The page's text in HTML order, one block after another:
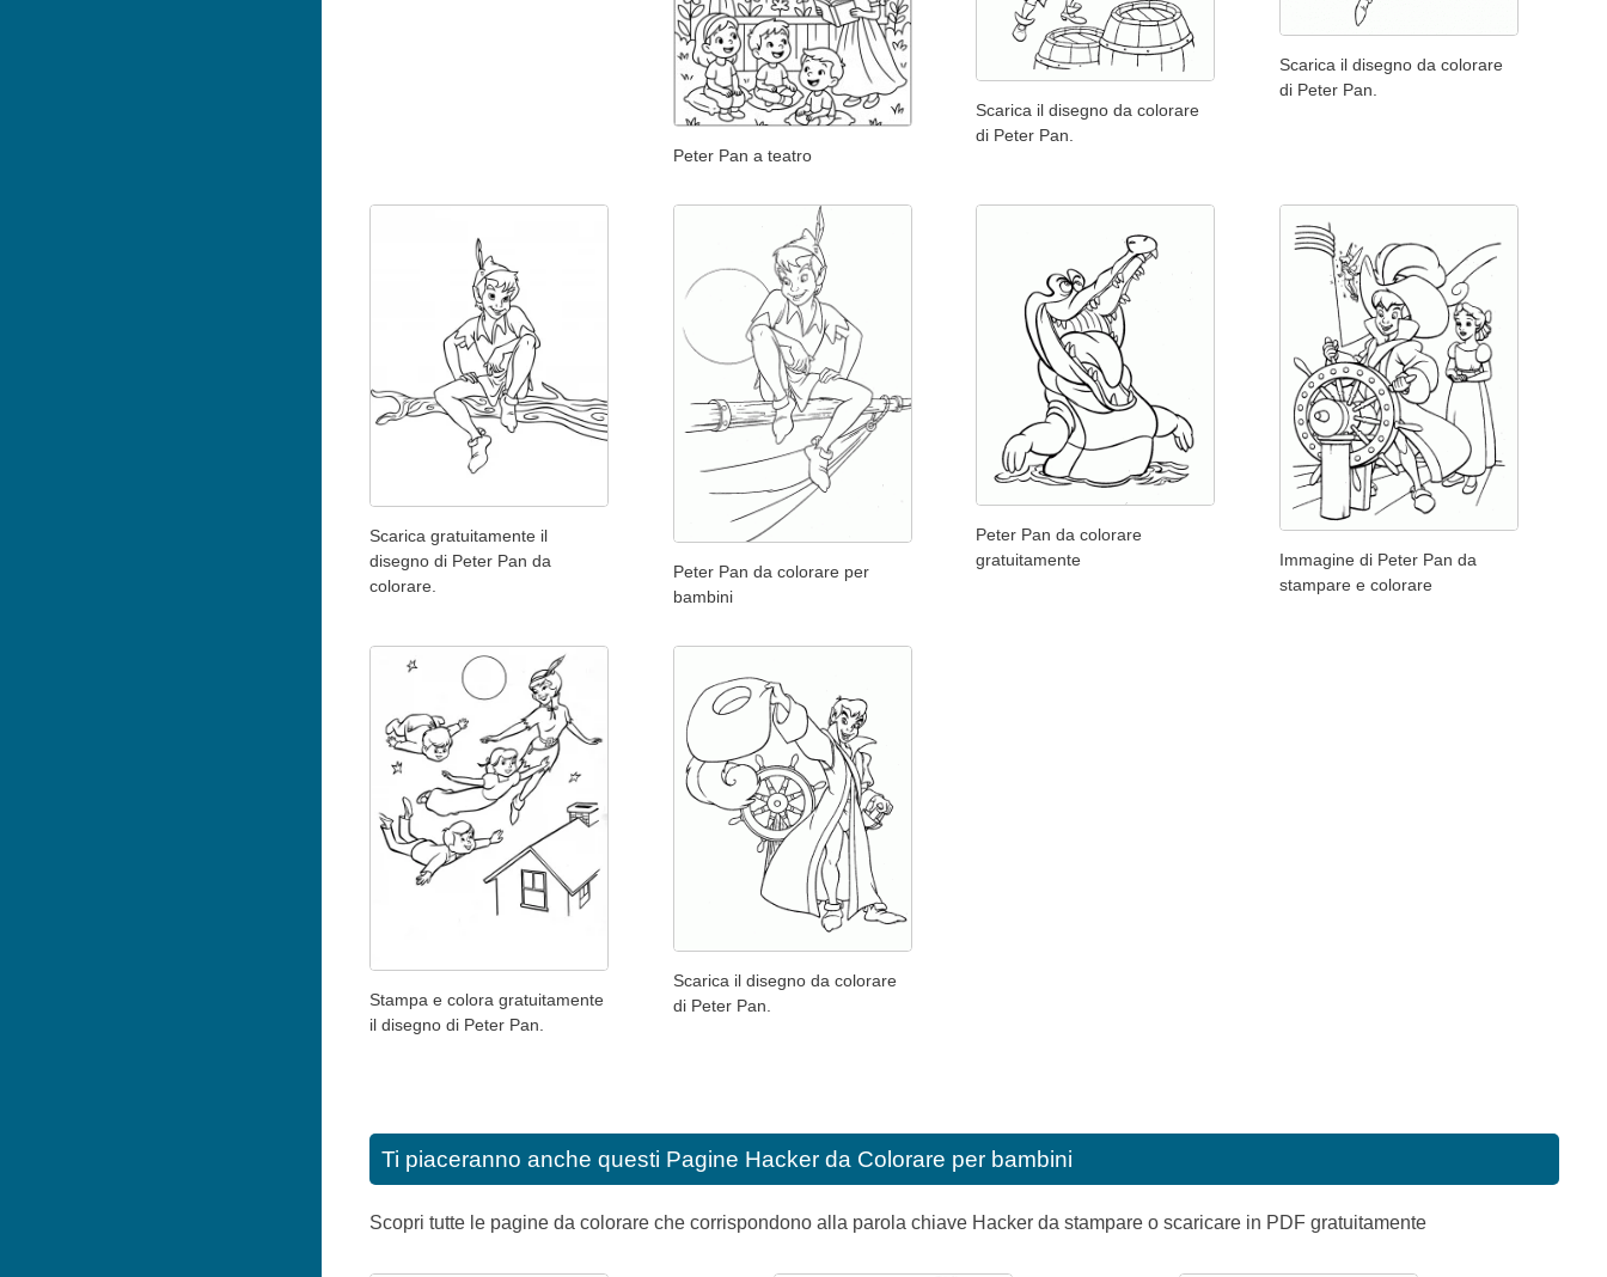
Peter Pan a teatro
Scarica il disegno da colorare
di Peter Pan.
Scarica il disegno da colorare
di Peter Pan.
Scarica gratuitamente il
disegno di Peter Pan da
colorare.
Peter Pan da colorare per
bambini
Peter Pan da colorare
gratuitamente
Immagine di Peter Pan da
stampare e colorare
Stampa e colora gratuitamente
il disegno di Peter Pan.
Scarica il disegno da colorare
di Peter Pan.
Ti piaceranno anche questi Pagine Hacker da Colorare per bambini
Scopri tutte le pagine da colorare che corrispondono alla parola chiave Hacker da stampare o scaricare in PDF gratuitamente